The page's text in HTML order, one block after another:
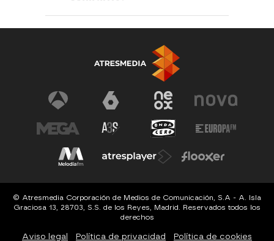
© Atresmedia Corporación de Medios de Comunicación, S.A - A. Isla
Graciosa 13, 28703, S.S. de los Reyes, Madrid. Reservados todos los
derechos
Aviso legal Política de privacidad Política de cookies